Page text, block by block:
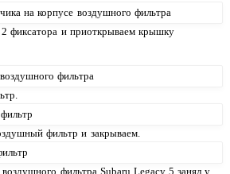
фиксатора и приоткрываем крышку
фильтр и закрываем.
фильтра Subaru Legacy 5 занял у